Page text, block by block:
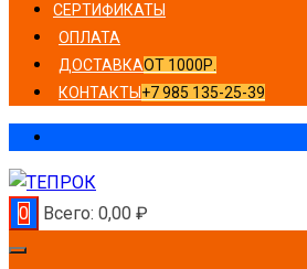
СЕРТИФИКАТЫ
ОПЛАТА
ДОСТАВКАОТ 1000Р.
КОНТАКТЫ +7 985 135-25-39
0 Всего: 0,00 ₽